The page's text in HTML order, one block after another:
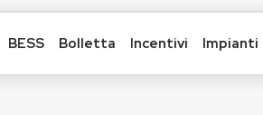
BESS Bolletta Incentivi Impianti